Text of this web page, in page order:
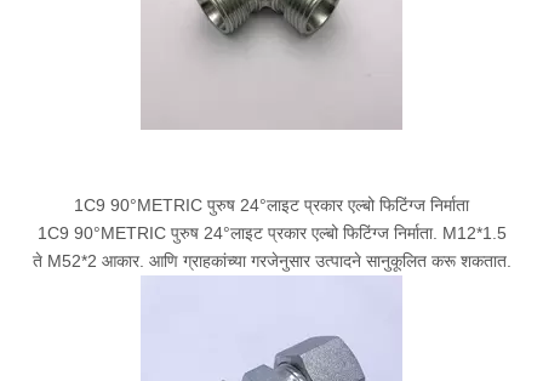
1C9 90°METRIC पुरुष 24°लाइट प्रकार एल्बो फिटिंग्ज निर्माता
1C9 90°METRIC पुरुष 24°लाइट प्रकार एल्बो फिटिंग्ज निर्माता. M12*1.5
ते M52*2 आकार. आणि ग्राहकांच्या गरजेनुसार उत्पादने सानुकूलित करू शकतात.